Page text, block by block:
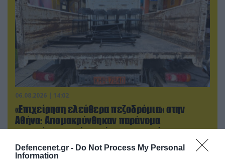
Defencenet.gr - Do Not Process My Personal
Information
06.08.2026 | 14:02
«Επιχείρηση ελεύθερα πεζοδρόμια» στην
Αθήνα: Απομακρύνθηκαν παράνομα
αντικείμενα από κοινόχρηστους χώρους